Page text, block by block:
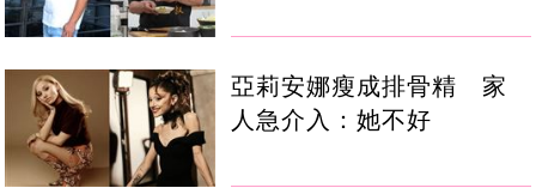
亞莉安娜瘦成排骨精 家
人急介入：她不好